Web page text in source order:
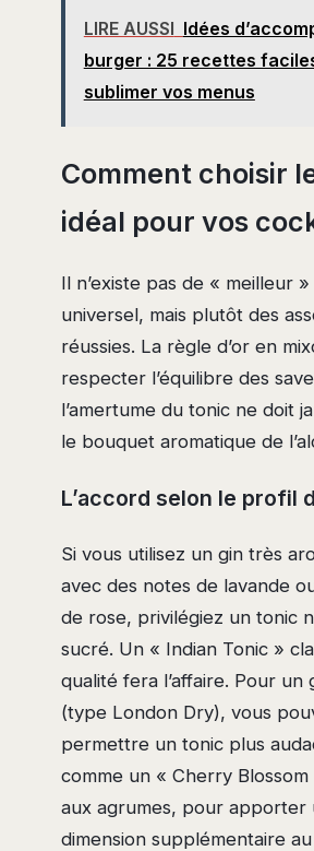
LIRE AUSSI Idées
burger : 25 recettes
sublimer vos menus
Comment choisir
idéal pour vos
Il n’existe pas de « meilleur
universel, mais plutôt des
réussies. La règle d’or en
respecter l’équilibre des
l’amertume du tonic ne doit
le bouquet aromatique de
L’accord selon le profil
Si vous utilisez un gin très
avec des notes de lavande
de rose, privilégiez un tonic
sucré. Un « Indian Tonic »
qualité fera l’affaire. Pour un
(type London Dry), vous
permettre un tonic plus
comme un « Cherry
aux agrumes, pour apporter
dimension supplémentaire